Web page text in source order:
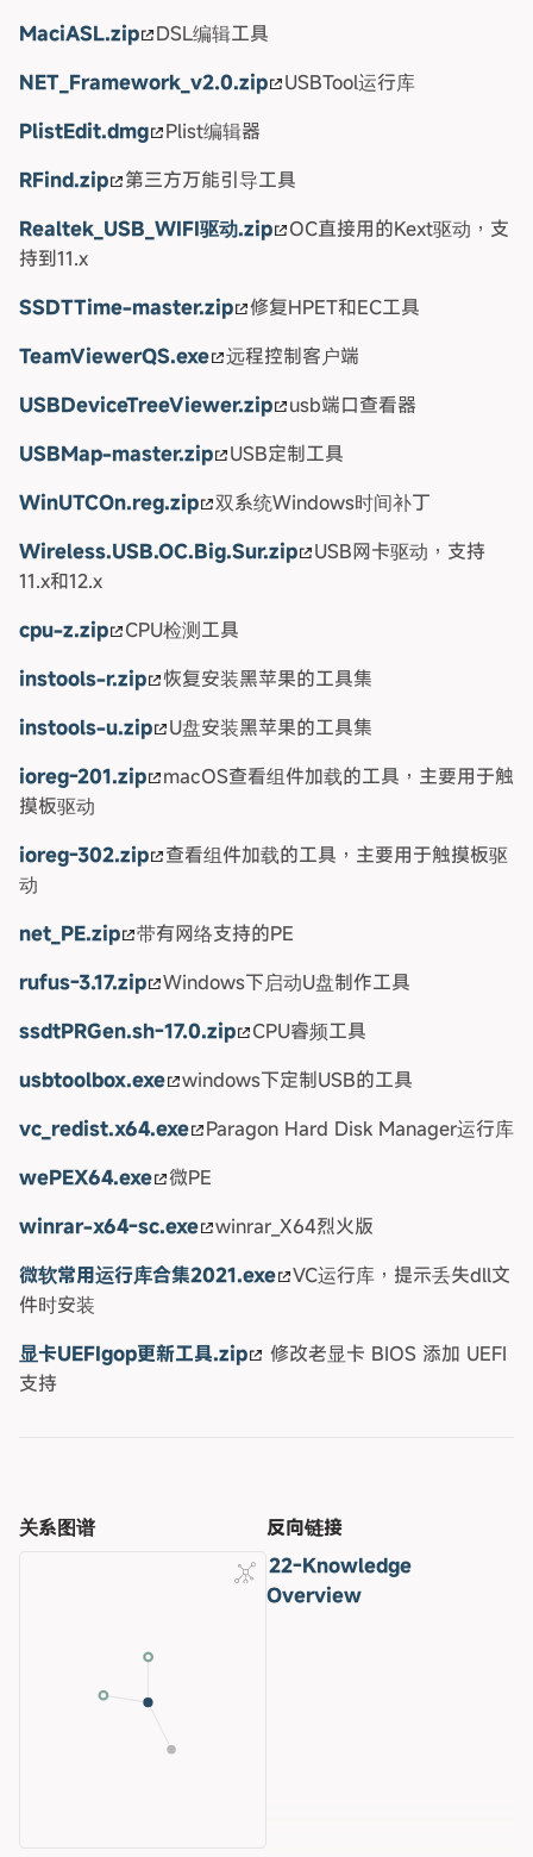
MaciASL.zip
DSL编辑工具
NET_Framework_v2.0.zip
USBTool运行库
PlistEdit.dmg
Plist编辑器
RFind.zip
第三方万能引导工具
Realtek_USB_WIFI驱动.zip
OC直接用的Kext驱动，支
持到11.x
SSDTTime-master.zip
修复HPET和EC工具
TeamViewerQS.exe
远程控制客户端
USBDeviceTreeViewer.zip
usb端口查看器
USBMap-master.zip
USB定制工具
WinUTCOn.reg.zip
双系统Windows时间补丁
Wireless.USB.OC.Big.Sur.zip
USB网卡驱动，支持
11.x和12.x
cpu-z.zip
CPU检测工具
instools-r.zip
恢复安装黑苹果的工具集
instools-u.zip
U盘安装黑苹果的工具集
ioreg-201.zip
macOS查看组件加载的工具，主要用于触
摸板驱动
ioreg-302.zip
查看组件加载的工具，主要用于触摸板驱
动
net_PE.zip
带有网络支持的PE
rufus-3.17.zip
Windows下启动U盘制作工具
ssdtPRGen.sh-17.0.zip
CPU睿频工具
usbtoolbox.exe
windows下定制USB的工具
vc_redist.x64.exe
Paragon Hard Disk Manager运行库
wePEX64.exe
微PE
winrar-x64-sc.exe
winrar_X64烈火版
微软常用运行库合集2021.exe
VC运行库，提示丢失dll文
件时安装
显卡UEFIgop更新工具.zip
修改老显卡 BIOS 添加 UEFI
支持
关系图谱
反向链接
22-Knowledge
Overview